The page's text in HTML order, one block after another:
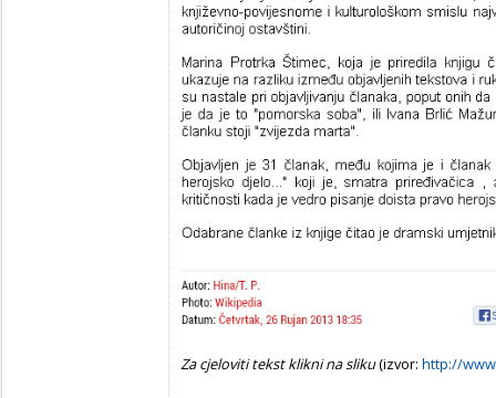
Za cjeloviti tekst klikni na sliku(izvor: http://